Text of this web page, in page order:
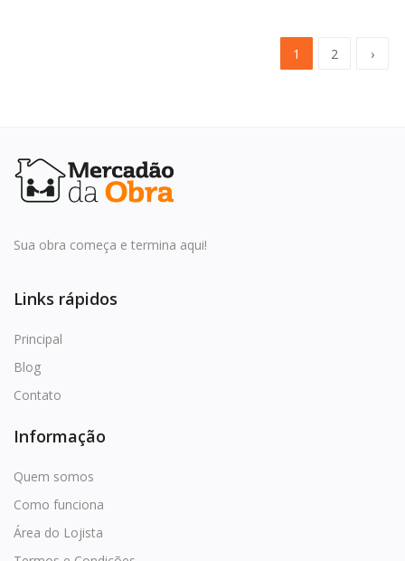
1 2 ›
Sua obra começa e termina aqui!
Links rápidos
Principal
Blog
Contato
Informação
Quem somos
Como funciona
Área do Lojista